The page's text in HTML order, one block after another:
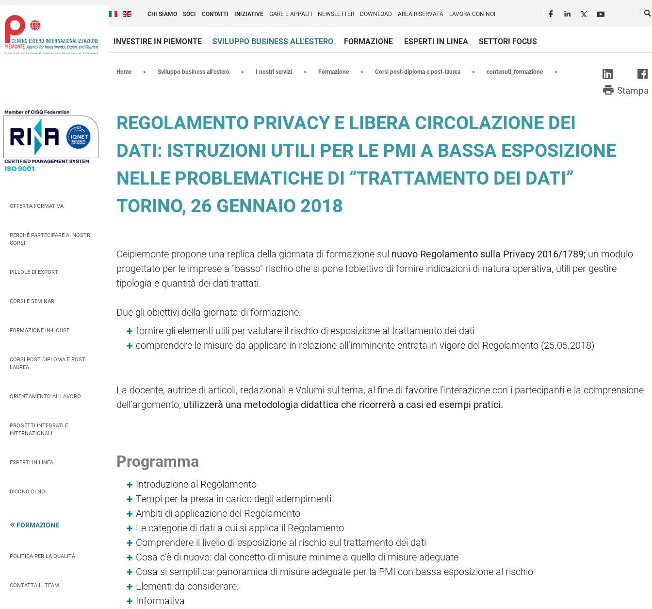
Italiano (Italia)
English (United Kingdom)
CHI SIAMO SOCI CONTATTI INIZIATIVE GARE E APPALTI NEWSLETTER DOWNLOAD AREA RISERVATA LAVORA CON NOI Seguici in rete
INVESTIRE IN PIEMONTE SVILUPPO BUSINESS ALL'ESTERO FORMAZIONE ESPERTI IN LINEA
SETTORI FOCUS
Home Sviluppo business all'estero I nostri servizi Formazione Corsi post-diploma e post-laurea contenuti_formazione
print Stampa
REGOLAMENTO PRIVACY E LIBERA CIRCOLAZIONE DEI
DATI: ISTRUZIONI UTILI PER LE PMI A BASSA ESPOSIZIONE
NELLE PROBLEMATICHE DI “TRATTAMENTO DEI DATI”
TORINO, 26 GENNAIO 2018
Ceipiemonte propone una replica della giornata di formazione sul nuovo Regolamento sulla Privacy 2016/1789; un modulo
progettato per le imprese a "basso" rischio che si pone l'obiettivo di fornire indicazioni di natura operativa, utili per gestire
tipologia e quantità dei dati trattati.
Due gli obiettivi della giornata di formazione:
fornire gli elementi utili per valutare il rischio di esposizione al trattamento dei dati
comprendere le misure da applicare in relazione all’imminente entrata in vigore del Regolamento (25.05.2018)
La docente, autrice di articoli, redazionali e Volumi sul tema, al fine di favorire l’interazione con i partecipanti e la comprensione
dell’argomento, utilizzerà una metodologia didattica che ricorrerà a casi ed esempi pratici.
Programma
Introduzione al Regolamento
Tempi per la presa in carico degli adempimenti
Ambiti di applicazione del Regolamento
Le categorie di dati a cui si applica il Regolamento
Comprendere il livello di esposizione al rischio sul trattamento dei dati
Cosa c’è di nuovo: dal concetto di misure minime a quello di misure adeguate
Cosa si semplifica: panoramica di misure adeguate per la PMI con bassa esposizione al rischio
Elementi da considerare:
Informativa
OFFERTA FORMATIVA
PERCHÉ PARTECIPARE AI NOSTRI
CORSI
PILLOLE DI EXPORT
CORSI E SEMINARI
FORMAZIONE IN-HOUSE
CORSI POST DIPLOMA E POST
LAUREA
ORIENTAMENTO AL LAVORO
PROGETTI INTEGRATI E
INTERNAZIONALI
ESPERTI IN LINEA
DICONO DI NOI
FORMAZIONE
POLITICA PER LA QUALITÀ
CONTATTA IL TEAM